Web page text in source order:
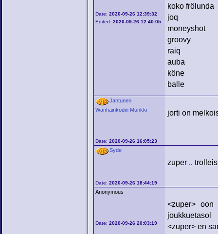
Date:2020-09-26 12:39:32
Edited:2020-09-26 12:40:05
koko frölunda
joq
moneyshot
groovy
raiq
auba
köne
balle
Jantunen
Wanhainkodin Munkki
Date:2020-09-26 16:05:23
jorti on
Syde
Date:2020-09-26 18:44:19
zuper ..
Anonymous
Date:2020-09-26 20:03:19
<zuper>
joukkuetasol
<zuper> en